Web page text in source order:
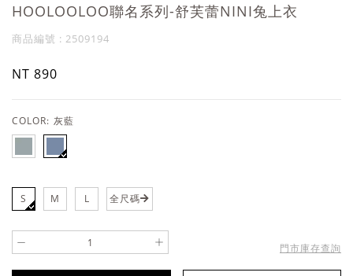
HOOLOOLOO聯名系列-舒芙蕾NINI兔上衣
商品編號 : 2509194
NT 890
COLOR: 灰藍
S M L 全尺碼
- + 門市庫存查詢